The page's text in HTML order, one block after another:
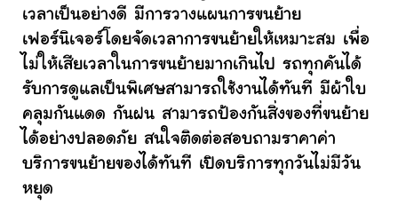
เวลาเป็นอย่างดี มีการวางแผนการขนย้าย
เฟอร์นิเจอร์โดยจัดเวลาการขนย้ายให้เหมาะสม เพื่อ
ไม่ให้เสียเวลาในการขนย้ายมากเกินไป รถทุกคันได้
รับการดูแลเป็นพิเศษสามารถใช้งานได้ทันที มีผ้าใบ
คลุมกันแดด กันฝน สามารถป้องกันสิ่งของที่ขนย้าย
ได้อย่างปลอดภัย สนใจติดต่อสอบถามราคาค่า
บริการขนย้ายของได้ทันที เปิดบริการทุกวันไม่มีวัน
หยุด